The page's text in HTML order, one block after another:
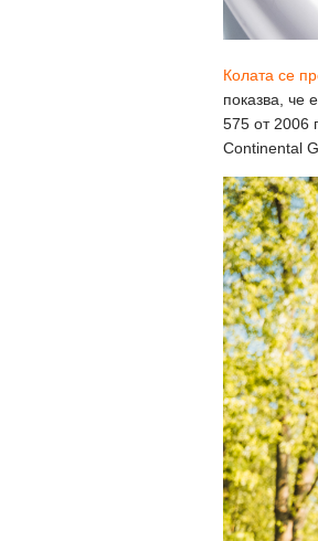
Колата се
показва, че
575 от 2006
Continental